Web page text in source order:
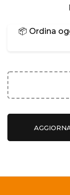
📦 Ordina